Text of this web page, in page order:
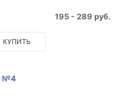
195 - 289 руб.
КУПИТЬ
№4